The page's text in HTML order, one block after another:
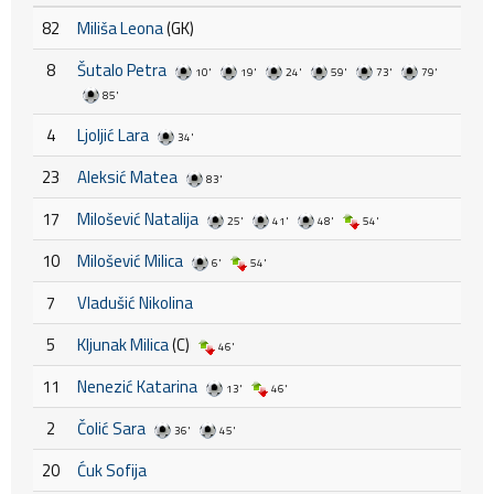
82 Miliša Leona(GK)
8
Šutalo Petra 10' 19' 24' 59' 73'
79'
85'
4 Ljoljić Lara 34'
23 Aleksić Matea 83'
17 Milošević Natalija 25' 41' 48' 54'
10 Milošević Milica 6' 54'
7
Vladušić Nikolina
5
Kljunak Milica(C) 46'
11 Nenezić Katarina 13' 46'
2 Čolić Sara 36' 45'
20 Ćuk Sofija